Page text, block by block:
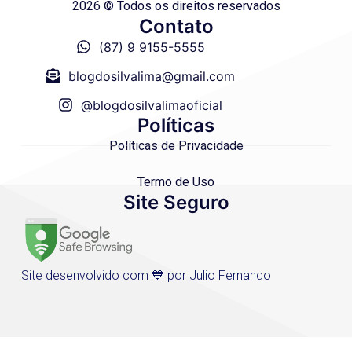
2026 © Todos os direitos reservados
Contato
(87) 9 9155-5555
blogdosilvalima@gmail.com
@blogdosilvalimaoficial
Políticas
Políticas de Privacidade
Termo de Uso
Site Seguro
Site desenvolvido com 💙 por Julio Fernando